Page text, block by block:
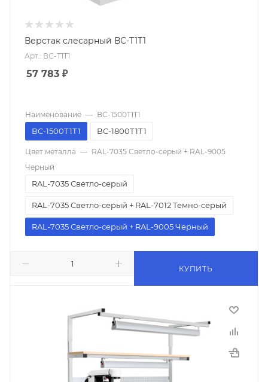
Верстак слесарный ВС-Т1Т1
Арт.: ВС-Т1Т1
57 783 ₽
КУПИТЬ
Наименование — ВС-1500Т1Т1
ВС-1500Т1Т1 ВС-1800Т1Т1
Цвет металла — RAL-7035 Светло-серый + RAL-9005
Черный
RAL-7035 Светло-серый
RAL-7035 Светло-серый + RAL-7012 Темно-серый
RAL-7035 Светло-серый + RAL-9005 Черный